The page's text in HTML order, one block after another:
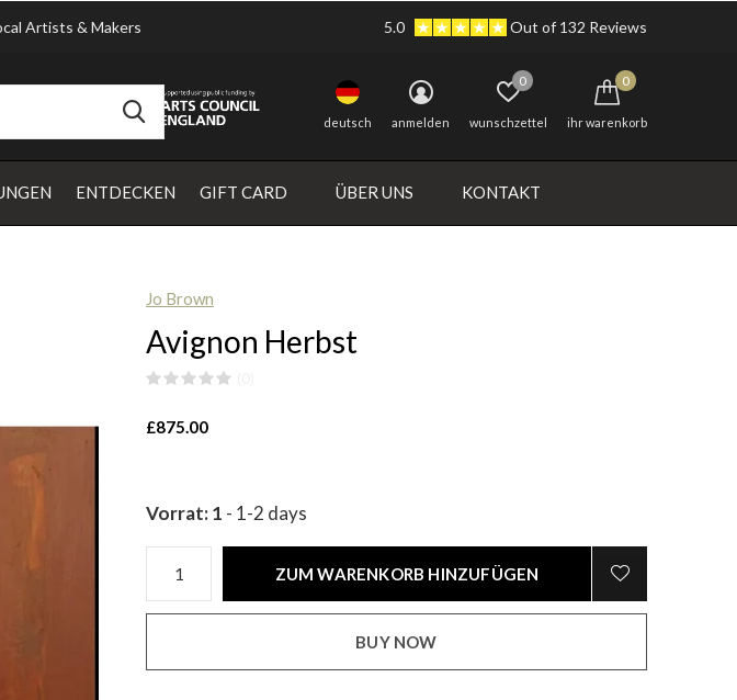
ENTDECKEN GIFT CARD ÜBER UNS KONTAKT
deutsch anmelden wunschzettel
0
ihr warenkorb
0
Artists & Makers 5.0 Out of 132 Reviews
Jo Brown
Avignon Herbst
£875.00
Vorrat: 1 - 1-2 days
ZUM WARENKORB HINZUFÜGEN
BUY NOW